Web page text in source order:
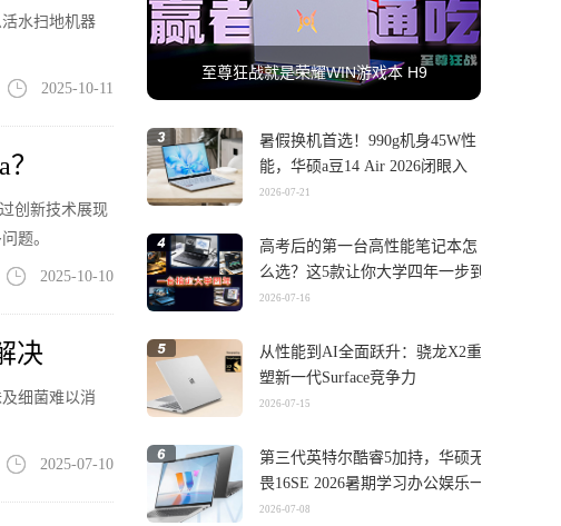
水扫地机器
2025-10-11
创新技术展现
题。
2025-10-10
决
细菌难以消
2025-07-10
至尊狂战就是荣耀WIN游戏本 H9
暑假换机首选！990g机身45W性
能，华硕a豆14 Air 2026闭眼入
2026-07-21
高考后的第一台高性能笔记本怎
么选？这5款让你大学四年一步到
位
2026-07-16
从性能到AI全面跃升：骁龙X2重
塑新一代Surface竞争力
2026-07-15
第三代英特尔酷睿5加持，华硕无
畏16SE 2026暑期学习办公娱乐一
机搞定
2026-07-08